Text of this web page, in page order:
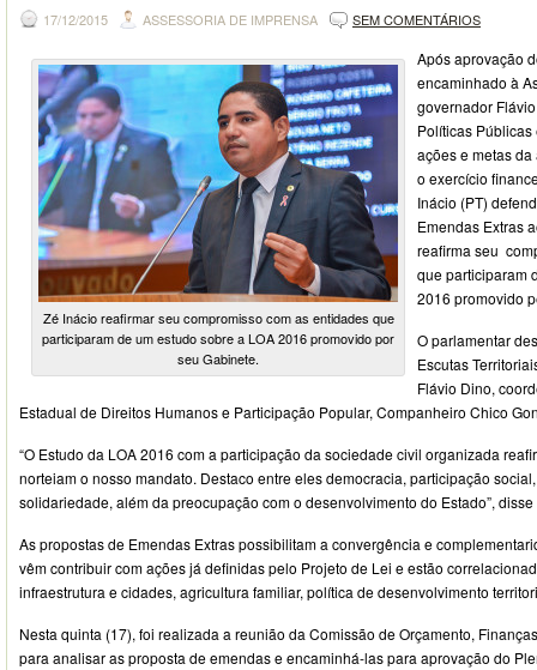
17/12/2015 ASSESSORIA DE IMPRENSA SEM COMENTÁRIOS
Zé Inácio reafirmar seu compromisso com as entidades que
participaram de um estudo sobre a LOA 2016 promovido por
seu Gabinete.
Após aprovação
encaminhado à
governador
Políticas
ações e metas
o exercício
Inácio (PT)
Emendas Extras
reafirma seu
que participaram
2016 promovido
O parlamentar
Escutas
Flávio Dino,
Estadual de Direitos Humanos e Participação Popular, Companheiro Chico
“O Estudo da LOA 2016 com a participação da sociedade civil organizada
norteiam o nosso mandato. Destaco entre eles democracia, participação
solidariedade, além da preocupação com o desenvolvimento do Estado”, disse
As propostas de Emendas Extras possibilitam a convergência e
vêm contribuir com ações já definidas pelo Projeto de Lei e estão
infraestrutura e cidades, agricultura familiar, política de desenvolvimento
Nesta quinta (17), foi realizada a reunião da Comissão de Orçamento,
para analisar as proposta de emendas e encaminhá-las para aprovação do